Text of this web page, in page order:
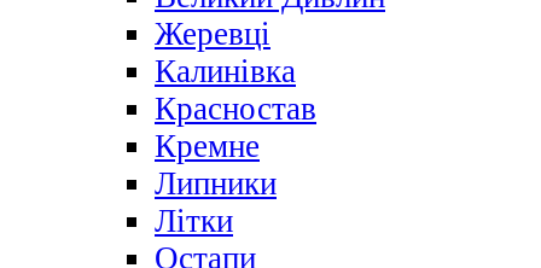
Жеревці
Калинівка
Красностав
Кремне
Липники
Літки
Остапи